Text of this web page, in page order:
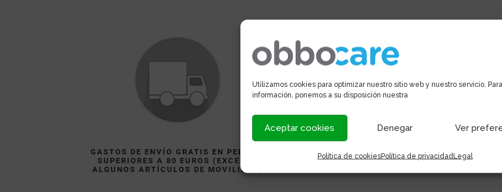
Utilizamos cookies para optimizar nuestro sitio web y nuestro servicio.
información, ponemos a su disposición nuestra
Aceptar cookies Denegar Ver
Política de cookiesPolítica de privacidadLegal
GASTOS DE ENVÍO GRATIS EN PEDIDOS
SUPERIORES A 80 EUROS (EXCEPTO
ALGUNOS ARTÍCULOS DE MOVILIDAD)
ENVÍOS EN 24/48H HÁBILES DENTRO DE LA
PENÍNSULA PARA PEDIDOS ANTES DE LAS